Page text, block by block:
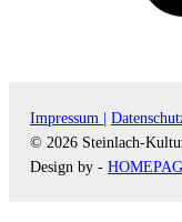
Impressum |
© 2026 Steinlach-
Design by -